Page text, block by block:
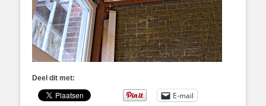
Deel dit met:
E-mail